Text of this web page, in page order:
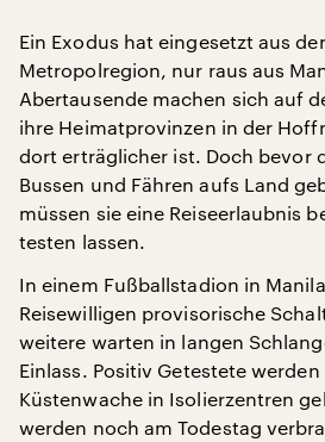
Ein Exodus hat eingesetzt aus
Metropolregion, nur raus aus
Abertausende machen sich auf
ihre Heimatprovinzen in der
dort erträglicher ist. Doch bevor
Bussen und Fähren aufs Land
müssen sie eine Reiseerlaubnis
testen lassen.
In einem Fußballstadion in
Reisewilligen provisorische
weitere warten in langen
Einlass. Positiv Getestete
Küstenwache in Isolierzentren
werden noch am Todestag